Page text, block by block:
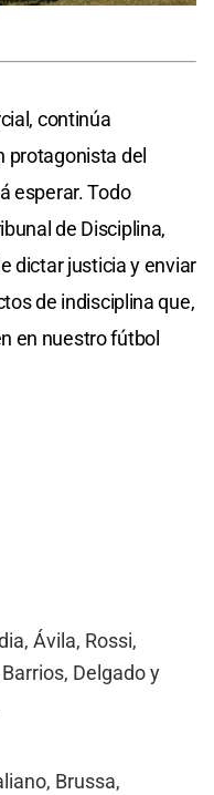
continúa
protagonista del
esperar. Todo
de Disciplina,
dictar justicia y enviar
de indisciplina que,
en nuestro fútbol
Ávila, Rossi,
Delgado y
Brussa,